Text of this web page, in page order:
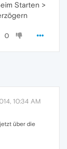
Starten >
0
10:34 AM
über die